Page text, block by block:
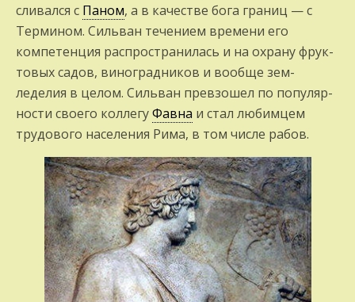
сливался с Паном, а в качестве бога границ — с
Тер­мином. Сильван течением времени его
компетен­ция распространилась и на охрану фрук­
товых садов, виноградников и вообще зем­
леделия в целом. Сильван превзошел по популяр­
ности своего коллегуФавна и стал любим­цем
трудового населения Рима, в том числе рабов.